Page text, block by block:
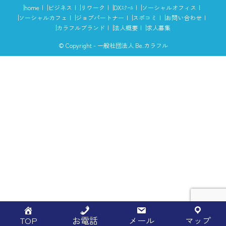
home ビジネス リワーク DXｽｸｰﾙ
ソーシャルオフィス
ソーシャルカフェ
ジョブパートナー スポコミ
お問い合わせ
カラフルブランド
法人概要 求人募集
© Copyright - 一般社団法人 Be.カラフル
TOP お電話 メール マップ